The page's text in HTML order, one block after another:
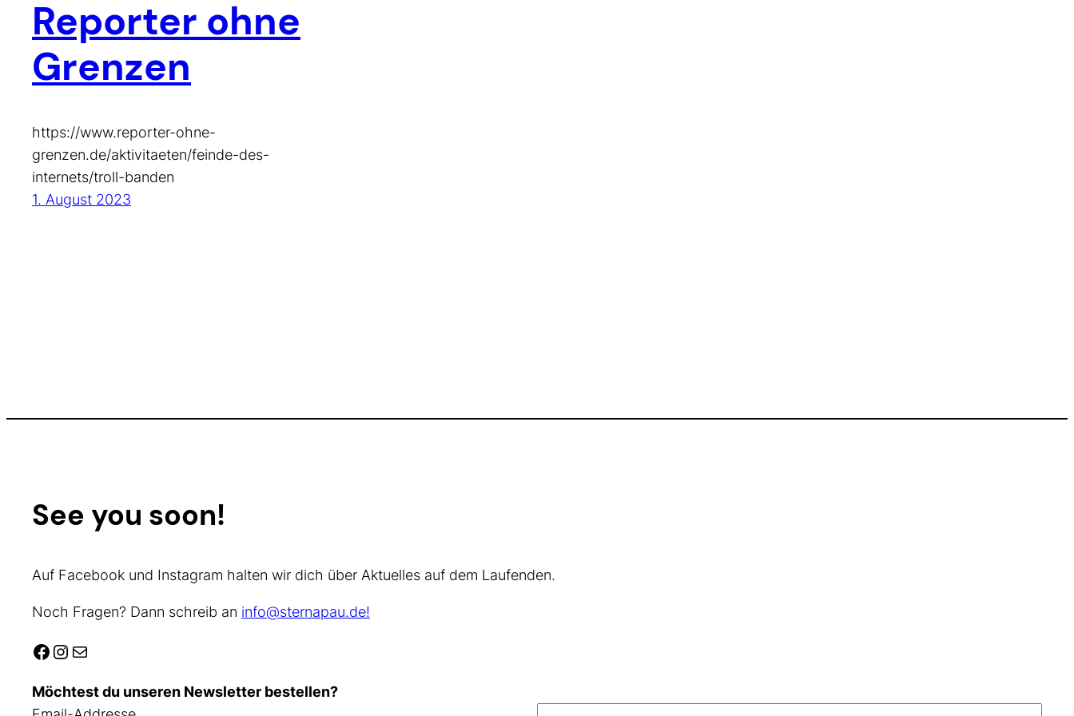
Reporter ohne
Grenzen
https://www.reporter-ohne-
grenzen.de/aktivitaeten/feinde-des-
internets/troll-banden
1. August 2023
See you soon!
Auf Facebook und Instagram halten wir dich über Aktuelles auf dem Laufenden.
Noch Fragen? Dann schreib an info@sternapau.de!
Facebook
Instagram
E-Mail
Möchtest du unseren Newsletter bestellen?